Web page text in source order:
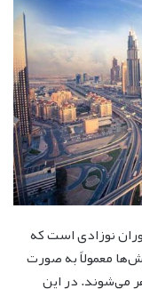
نوزادی است که
معمولاً به صورت
می‌شوند. در این